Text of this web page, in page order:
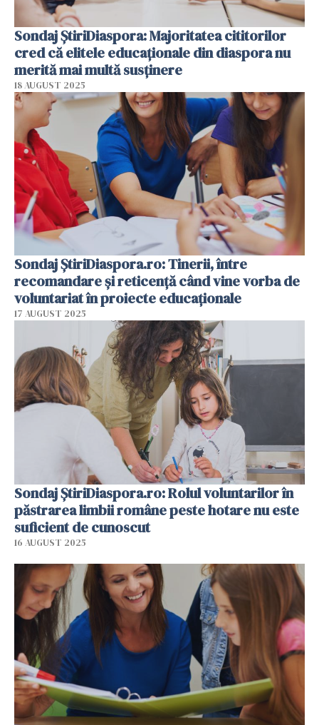
Sondaj ȘtiriDiaspora: Majoritatea cititorilor
cred că elitele educaționale din diaspora nu
merită mai multă susținere
18 AUGUST 2025
Sondaj ȘtiriDiaspora.ro: Tinerii, între
recomandare și reticență când vine vorba de
voluntariat în proiecte educaționale
17 AUGUST 2025
Sondaj ȘtiriDiaspora.ro: Rolul voluntarilor în
păstrarea limbii române peste hotare nu este
suficient de cunoscut
16 AUGUST 2025